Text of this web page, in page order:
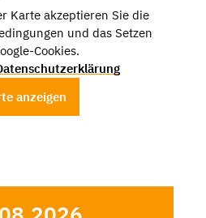
Karte akzeptieren Sie die
und das Setzen
Cookies.
anzeigen